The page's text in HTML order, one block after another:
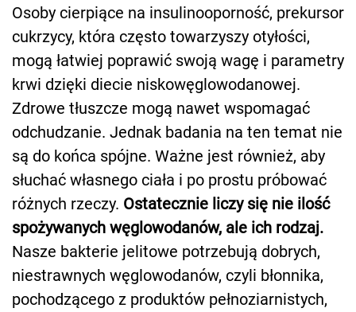
Osoby cierpiące na insulinooporność, prekursor
cukrzycy, która często towarzyszy otyłości,
mogą łatwiej poprawić swoją wagę i parametry
krwi dzięki diecie niskowęglowodanowej.
Zdrowe tłuszcze mogą nawet wspomagać
odchudzanie. Jednak badania na ten temat nie
są do końca spójne. Ważne jest również, aby
słuchać własnego ciała i po prostu próbować
różnych rzeczy. Ostatecznie liczy się nie ilość
spożywanych węglowodanów, ale ich rodzaj.
Nasze bakterie jelitowe potrzebują dobrych,
niestrawnych węglowodanów, czyli błonnika,
pochodzącego z produktów pełnoziarnistych,